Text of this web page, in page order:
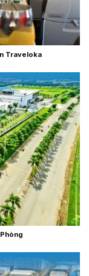
Traveloka